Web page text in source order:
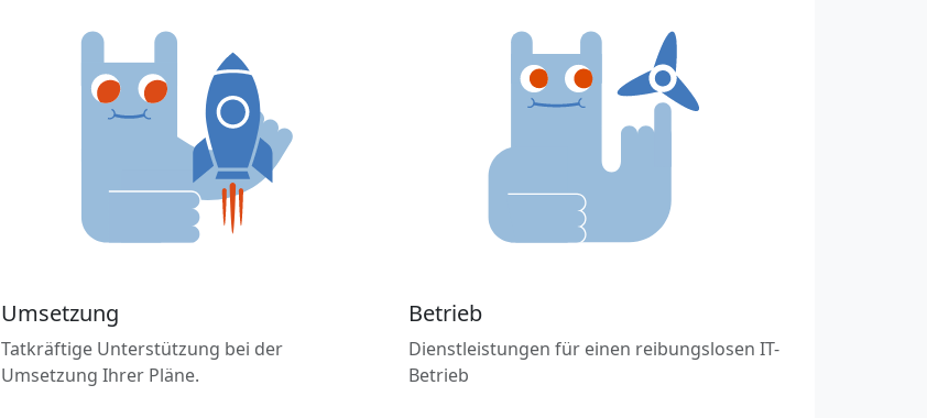
Umsetzung
Tatkräftige Unterstützung bei der
Umsetzung Ihrer Pläne.
Betrieb
Dienstleistungen für einen reibungslosen IT-
Betrieb